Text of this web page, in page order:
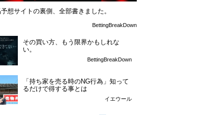
想サイトの裏側、全部書きました。
BettingBreakDown
その買い方、もう限界かもしれな
い。
BettingBreakDown
「持ち家を売る時のNG行為」知って
るだけで得する事とは
イエウール